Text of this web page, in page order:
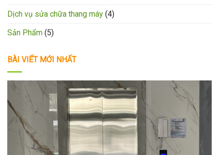
Dịch vụ sửa chữa thang máy (4)
Sản Phẩm (5)
BÀI VIẾT MỚI NHẤT